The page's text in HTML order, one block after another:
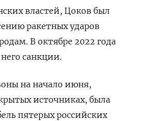
властей, Цоков был
ракетных ударов
В октябре 2022 года
санкции.
на начало июня,
источниках, была
пятерых российских